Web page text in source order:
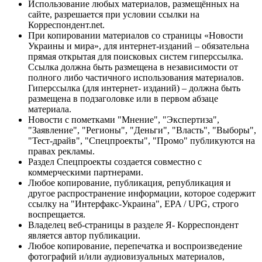
Использование любых материалов, размещённых на
сайте, разрешается при условии ссылки на
Корреспондент.net.
При копировании материалов со страницы «Новости
Украины и мира», для интернет-изданий – обязательна
прямая открытая для поисковых систем гиперссылка.
Ссылка должна быть размещена в независимости от
полного либо частичного использования материалов.
Гиперссылка (для интернет- изданий) – должна быть
размещена в подзаголовке или в первом абзаце
материала.
Новости с пометками "Мнение", "Экспертиза",
"Заявление", "Регионы", "Деньги", "Власть", "Выборы",
"Тест-драйв", "Спецпроекты", "Промо" публикуются на
правах рекламы.
Раздел Спецпроекты создается совместно с
коммерческими партнерами.
Любое копирование, публикация, републикация и
другое распространение информации, которое содержит
ссылку на "Интерфакс-Украина", EPA / UPG, строго
воспрещается.
Владелец веб-страницы в разделе Я- Корреспондент
является автор публикации.
Любое копирование, перепечатка и воспроизведение
фотографий и/или аудиовизуальных материалов,